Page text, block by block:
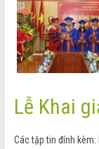
Lễ Khai
Các tập tin đính kèm: